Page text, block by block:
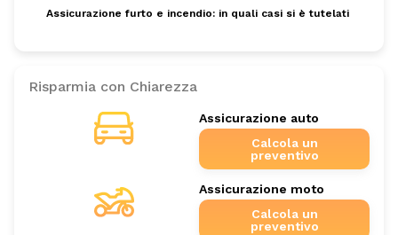
Assicurazione furto e incendio: in quali casi si è tutelati
Risparmia con Chiarezza
Assicurazione auto
Calcola un
preventivo
Assicurazione moto
Calcola un
preventivo